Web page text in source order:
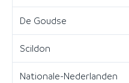
De Goudse
Scildon
Nationale-Nederlanden